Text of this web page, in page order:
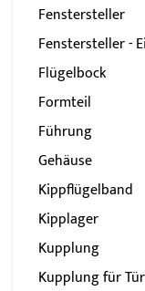
Fenstersteller
Fenstersteller -
Flügelbock
Formteil
Führung
Gehäuse
Kippflügelband
Kipplager
Kupplung
Kupplung für